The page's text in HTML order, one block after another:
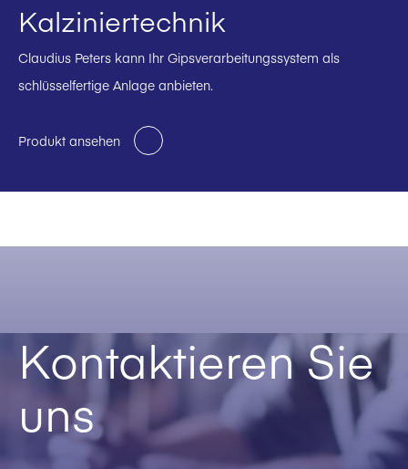
Kalziniertechnik
Claudius Peters kann Ihr Gipsverarbeitungssystem als
schlüsselfertige Anlage anbieten.
Produkt ansehen
Kontaktieren Sie
uns